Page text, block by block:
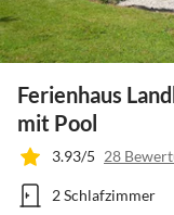
Ferienhaus
mit Pool
3.93/5 28
2 Schlafzimmer